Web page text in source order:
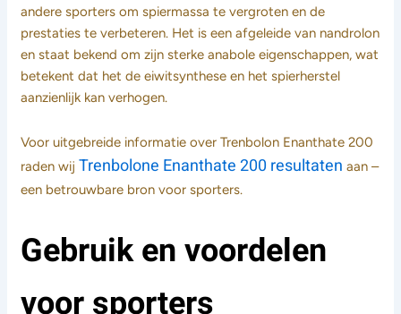
andere sporters om spiermassa te vergroten en de
prestaties te verbeteren. Het is een afgeleide van nandrolon
en staat bekend om zijn sterke anabole eigenschappen, wat
betekent dat het de eiwitsynthese en het spierherstel
aanzienlijk kan verhogen.
Voor uitgebreide informatie over Trenbolon Enanthate 200
raden wij Trenbolone Enanthate 200 resultaten aan –
een betrouwbare bron voor sporters.
Gebruik en voordelen
voor sporters